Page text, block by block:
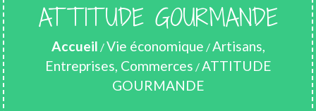
ATTITUDE GOURMANDE
Accueil /Vie économique /Artisans,
Entreprises, Commerces /ATTITUDE
GOURMANDE